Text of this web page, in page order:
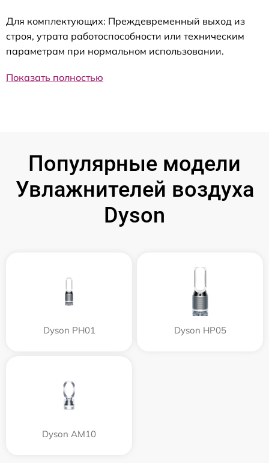
Для комплектующих: Преждевременный выход из
строя, утрата работоспособности или техническим
параметрам при нормальном использовании.
Показать полностью
Популярные модели
Увлажнителей воздуха
Dyson
Dyson PH01 Dyson HP05
Dyson AM10